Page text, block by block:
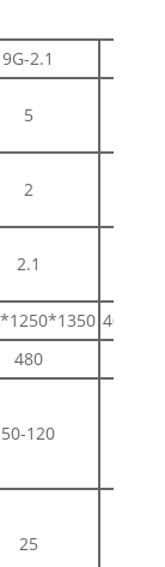
9G-2.1
5
2
2.1
480
50-120
25